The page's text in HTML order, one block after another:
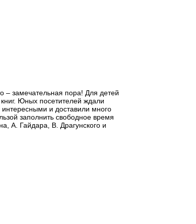
– замечательная пора! Для детей
Юных посетителей ждали
и доставили много
заполнить свободное время
А. Гайдара, В. Драгунского и